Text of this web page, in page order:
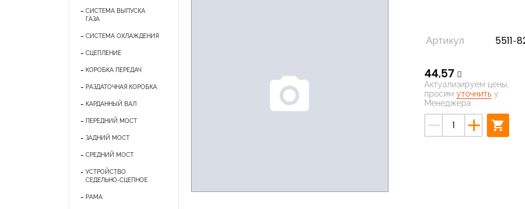
СИСТЕМА ВЫПУСКА
ГАЗА
СИСТЕМА ОХЛАЖДЕНИЯ
СЦЕПЛЕНИЕ
КОРОБКА ПЕРЕДАЧ
РАЗДАТОЧНАЯ КОРОБКА
КАРДАННЫЙ ВАЛ
ПЕРЕДНИЙ МОСТ
ЗАДНИЙ МОСТ
СРЕДНИЙ МОСТ
УСТРОЙСТВО
СЕДЕЛЬНО-СЦЕПНОЕ
РАМА
photo_camera
Артикул 5511-
44,57
Актуализируем цены,
просим уточнитьу
Менеджера
remove add shopping_cart